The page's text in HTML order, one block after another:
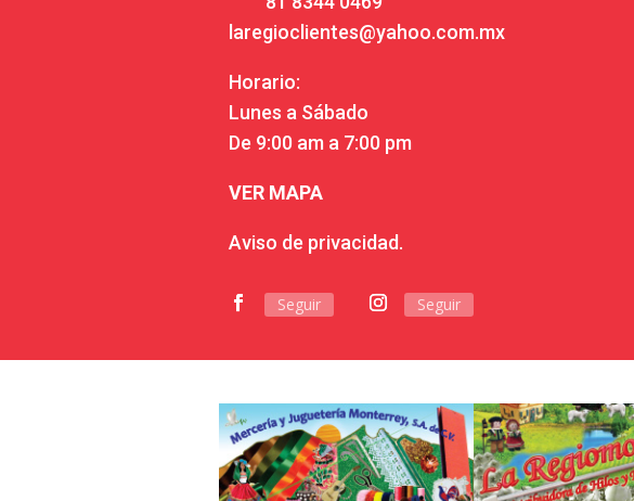
laregioclientes@yahoo.com.mx
Horario:
Lunes a Sábado
De 9:00 am a 7:00 pm
VER MAPA
Aviso de privacidad.
Seguir Seguir